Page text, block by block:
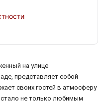
на улице
представляет собой
своих гостей в атмосферу
стало не только любимым